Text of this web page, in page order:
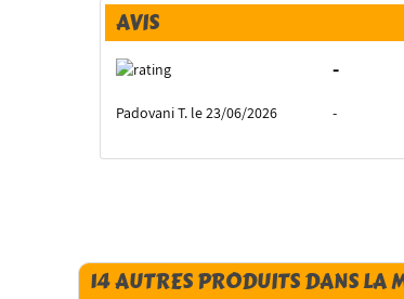
AVIS
-
Padovani T. le 23/06/2026 -
14 AUTRES PRODUITS DANS LA